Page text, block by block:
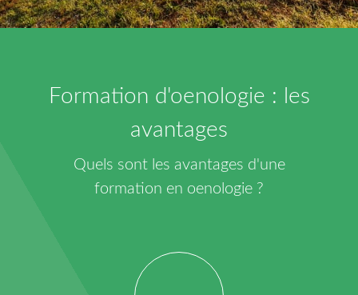
Formation d'oenologie : les
avantages
Quels sont les avantages d'une
formation en oenologie ?